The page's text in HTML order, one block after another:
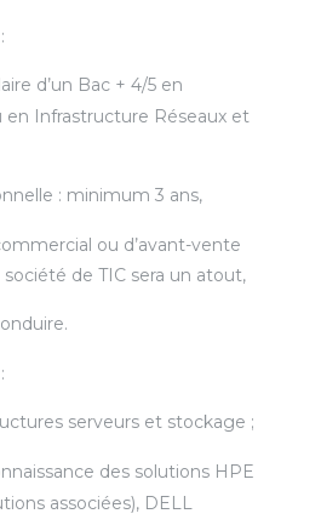
d’un Bac + 4/5 en
en Infrastructure Réseaux et
: minimum 3 ans,
ou d’avant-vente
de TIC sera un atout,
serveurs et stockage ;
des solutions HPE
associées), DELL